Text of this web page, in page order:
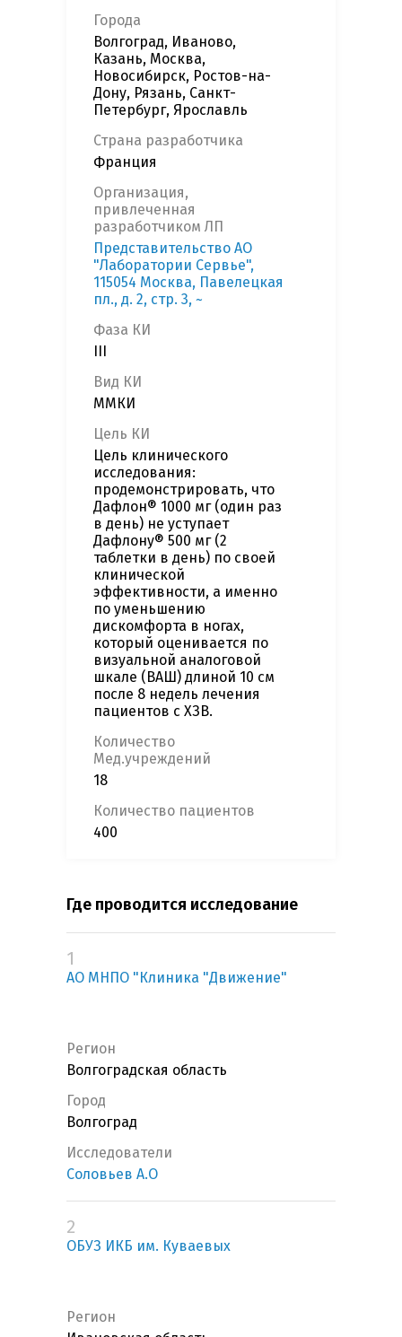
Города
Волгоград, Иваново,
Казань, Москва,
Новосибирск, Ростов-на-
Дону, Рязань, Санкт-
Петербург, Ярославль
Страна разработчика
Франция
Организация,
привлеченная
разработчиком ЛП
Представительство АО
"Лаборатории Сервье",
115054 Москва, Павелецкая
пл., д. 2, стр. 3, ~
Фаза КИ
Вид КИ
ММКИ
Цель КИ
Цель клинического
исследования:
продемонстрировать, что
Дафлон® 1000 мг (один раз
в день) не уступает
Дафлону® 500 мг (2
таблетки в день) по своей
клинической
эффективности, а именно
по уменьшению
дискомфорта в ногах,
который оценивается по
визуальной аналоговой
шкале (ВАШ) длиной 10 см
после 8 недель лечения
пациентов с ХЗВ.
Количество
Мед.учреждений
18
Количество пациентов
400
Где проводится исследование
1
АО МНПО "Клиника "Движение"
Регион
Волгоградская область
Город
Волгоград
Исследователи
Соловьев А.О
2
ОБУЗ ИКБ им. Куваевых
Регион